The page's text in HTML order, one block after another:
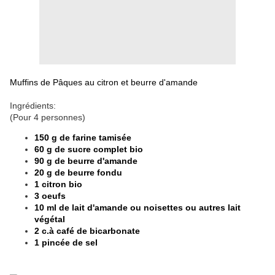
Muffins de Pâques au citron et beurre d'amande
Ingrédients:
(Pour 4 personnes)
150 g de farine tamisée
60 g de sucre complet bio
90 g de beurre d'amande
20 g de beurre fondu
1 citron bio
3 oeufs
10 ml de lait d'amande ou noisettes ou autres lait
végétal
2 c.à café de bicarbonate
1 pincée de sel